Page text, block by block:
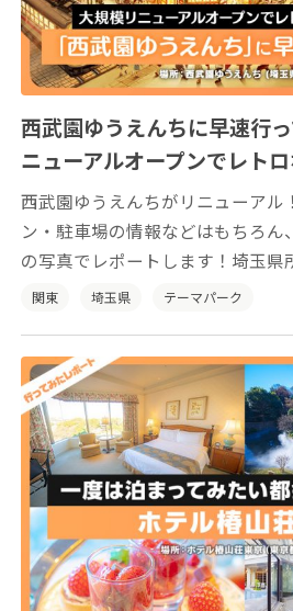
西武園ゆうえんちに早速行
ニューアルオープンでレト
西武園ゆうえんちがリニューアル
ン・駐車場の情報などはもちろん
の写真でレポートします！埼玉県
うえんちは、2021年5月にリニュ
関東 埼玉県 テーマパーク